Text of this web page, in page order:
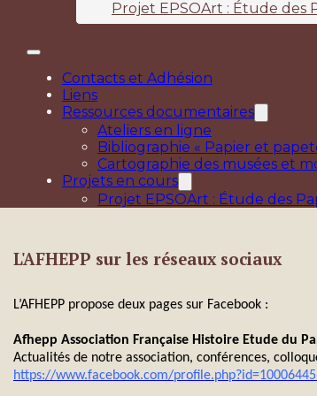
Projet EPSOArt : Étude des
Contacts et Adhésion
Liens
Ressources documentaires
Ateliers en ligne
Bibliographie « Papier et
Cartographie des musées et
Projets en cours
Projet EPSOArt : Étude des
L'AFHEPP sur les réseaux sociaux
L’AFHEPP propose deux pages sur Facebook :
Afhepp Association Française Histoire Etude du
Actualités de notre association, conférences,
https://www.facebook.com/